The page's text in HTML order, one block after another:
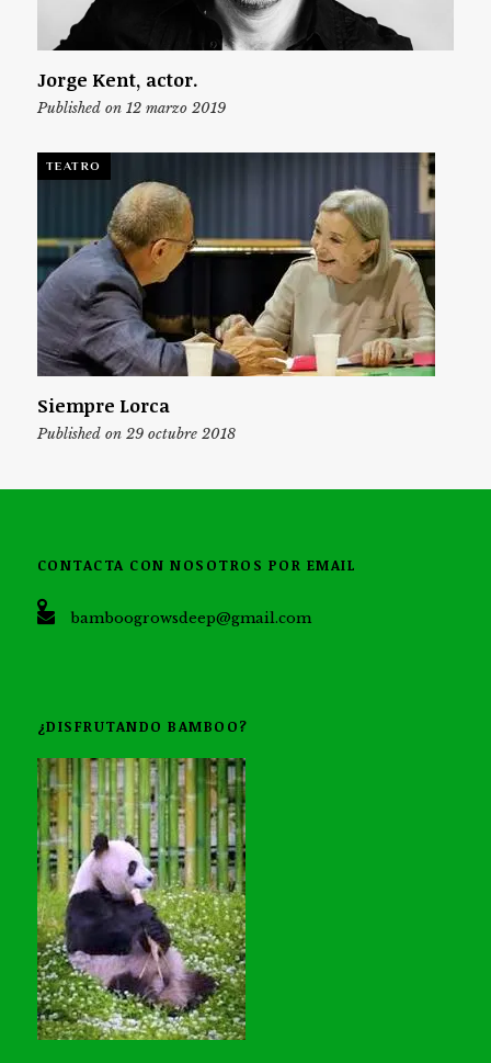
Jorge Kent, actor.
Published on 12 marzo 2019
TEATRO
Siempre Lorca
Published on 29 octubre 2018
CONTACTA CON NOSOTROS POR EMAIL
bamboogrowsdeep@gmail.com
¿DISFRUTANDO BAMBOO?